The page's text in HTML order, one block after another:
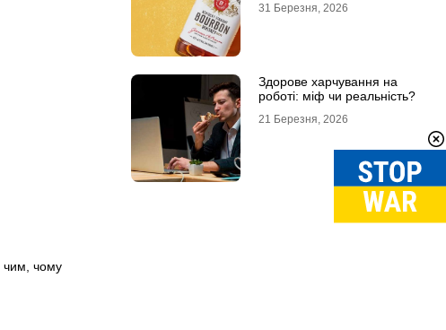
чим, чому
31 Березня, 2026
Здорове харчування на
роботі: міф чи реальність?
21 Березня, 2026